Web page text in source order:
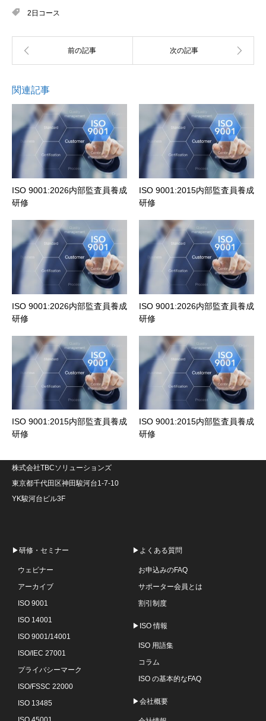
2日コース
関連記事
ISO 9001:2026内部監査員養成
研修
ISO 9001:2015内部監査員養成
研修
ISO 9001:2026内部監査員養成
研修
ISO 9001:2026内部監査員養成
研修
ISO 9001:2015内部監査員養成
研修
ISO 9001:2015内部監査員養成
研修
株式会社TBCソリューションズ
東京都千代田区神田駿河台1-7-10
YK駿河台ビル3F
▶研修・セミナー
ウェビナー
アーカイブ
ISO 9001
ISO 14001
ISO 9001/14001
ISO/IEC 27001
プライバシーマーク
ISO/FSSC 22000
ISO 13485
▶よくある質問
お申込みのFAQ
サポーター会員とは
割引制度
▶ISO 情報
ISO 用語集
コラム
ISO の基本的なFAQ
▶会社概要